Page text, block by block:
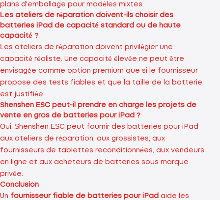
plans d'emballage pour modèles mixtes.
Les ateliers de réparation doivent-ils choisir des
batteries iPad de capacité standard ou de haute
capacité ?
Les ateliers de réparation doivent privilégier une
capacité réaliste. Une capacité élevée ne peut être
envisagée comme option premium que si le fournisseur
propose des tests fiables et que la taille de la batterie
est justifiée.
Shenshen ESC peut-il prendre en charge les projets de
vente en gros de batteries pour iPad ?
Oui. Shenshen ESC peut fournir des batteries pour iPad
aux ateliers de réparation, aux grossistes, aux
fournisseurs de tablettes reconditionnées, aux vendeurs
en ligne et aux acheteurs de batteries sous marque
privée.
Conclusion
Un fournisseur fiable de batteries pour iPad aide les